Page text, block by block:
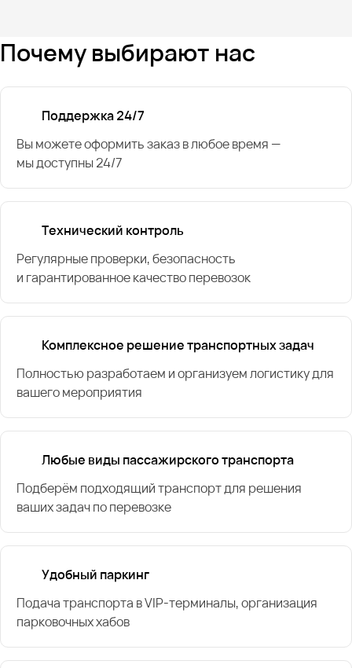
Почему выбирают нас
Поддержка 24/7
Вы можете оформить заказ в любое время —
мы доступны 24/7
Технический контроль
Регулярные проверки, безопасность
и гарантированное качество перевозок
Комплексное решение транспортных задач
Полностью разработаем и организуем логистику для
вашего мероприятия
Любые виды пассажирского транспорта
Подберём подходящий транспорт для решения
ваших задач по перевозке
Удобный паркинг
Подача транспорта в VIP-терминалы, организация
парковочных хабов